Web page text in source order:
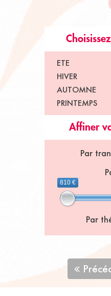
ETE
HIVER
AUTOMNE
PRINTEMPS
Affiner
Par
810 €
Par